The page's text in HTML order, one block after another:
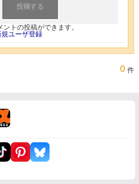
トの投稿ができます。
規ユーザ登録
0 件